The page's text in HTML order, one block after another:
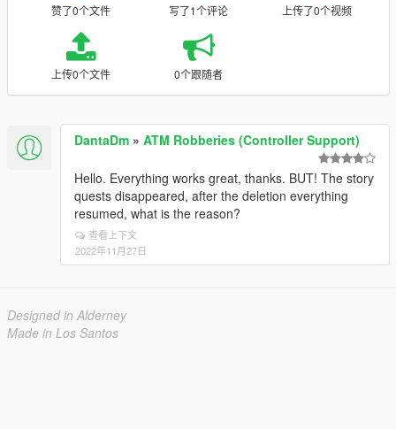
赞了0个文件 写了1个评论 上传了0个视频
上传0个文件 0个跟随者
DantaDm » ATM Robberies (Controller Support)
Hello. Everything works great, thanks. BUT! The story
quests disappeared, after the deletion everything
resumed, what is the reason?
查看上下文
2022年11月27日
Designed in Alderney
Made in Los Santos